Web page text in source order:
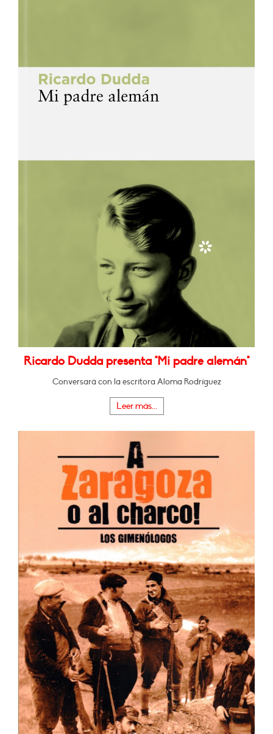
Ricardo Dudda presenta "Mi padre alemán"
Conversará con la escritora Aloma Rodríguez
Leer más...